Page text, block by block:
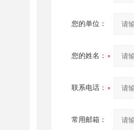
您的单位：
您的姓名：
联系电话：
常用邮箱：